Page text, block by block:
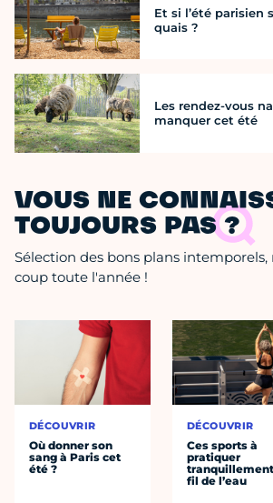
Et si l’été parisien
quais ?
Les rendez-vous
manquer cet été
VOUS NE
TOUJOURS PAS ?
Sélection des bons plans
coup toute l'année !
DÉCOUVRIR
Où donner son
sang à Paris cet
été ?
DÉCOUVRIR
Ces sports à
pratiquer
fil de l’eau